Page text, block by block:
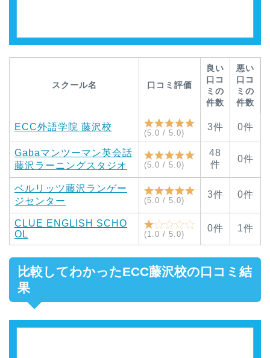
スクール名 口コミ評価
良い
口コ
ミの
件数
悪い
口コ
ミの
件数
ECC外語学院 藤沢校
(5.0 / 5.0)
3件 0件
Gabaマンツーマン英会話
藤沢ラーニングスタジオ
(5.0 / 5.0)
48
件
0件
ベルリッツ藤沢ランゲー
ジセンター
(5.0 / 5.0)
3件 0件
CLUE ENGLISH SCHO
OL
(1.0 / 5.0)
0件 1件
比較してわかったECC藤沢校の口コミ結
果